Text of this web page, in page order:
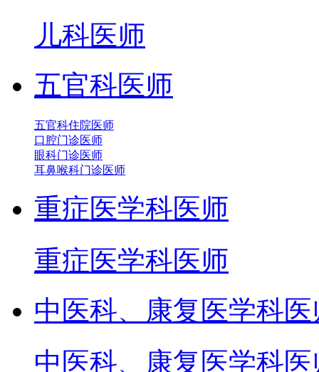
儿科医师
五官科医师
五官科住院医师
口腔门诊医师
眼科门诊医师
耳鼻喉科门诊医师
重症医学科医师
重症医学科医师
中医科、康复医学科医
中医科、康复医学科医